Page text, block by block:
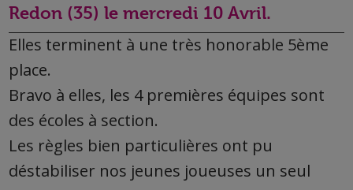
Redon (35) le mercredi 10 Avril.
Elles terminent à une très honorable 5ème
place.
Bravo à elles, les 4 premières équipes sont
des écoles à section.
Les règles bien particulières ont pu
déstabiliser nos jeunes joueuses un seul